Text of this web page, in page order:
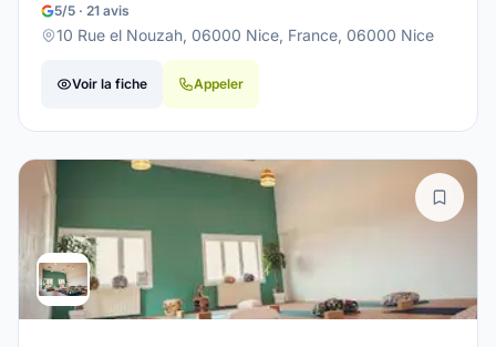
5/5 · 21 avis
10 Rue el Nouzah, 06000 Nice, France, 06000 Nice
Voir la fiche Appeler